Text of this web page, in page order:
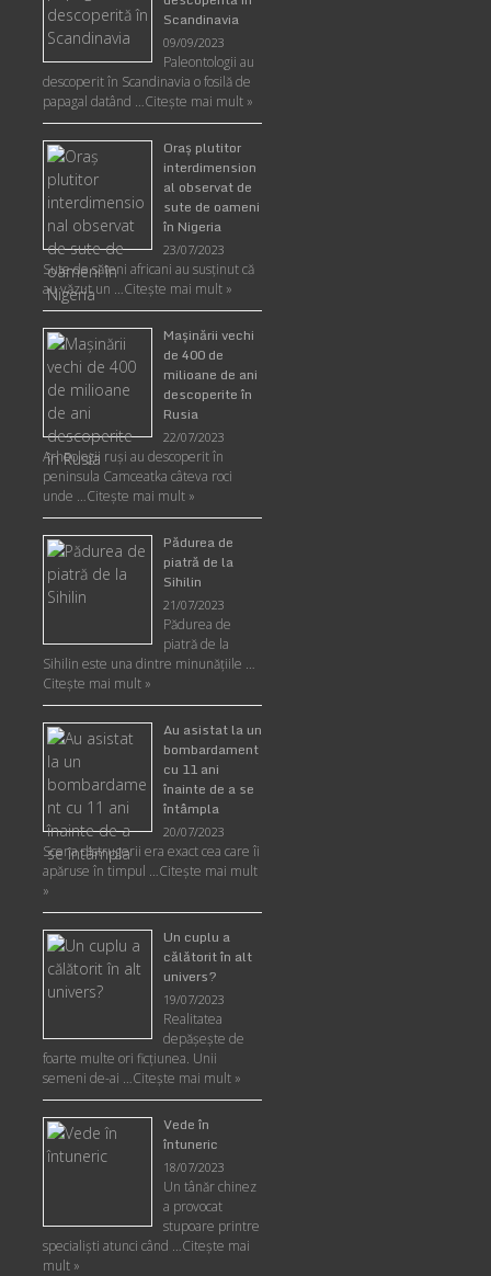
Scandinavia
09/09/2023
Paleontologii au
descoperit în Scandinavia o fosilă de
papagal datând …Citește mai mult »
Oraş plutitor
interdimension
al observat de
sute de oameni
în Nigeria
23/07/2023
Sute de săteni africani au susținut că
au văzut un …Citește mai mult »
Maşinării vechi
de 400 de
milioane de ani
descoperite în
Rusia
22/07/2023
Arheologii ruşi au descoperit în
peninsula Camceatka câteva roci
unde …Citește mai mult »
Pădurea de
piatră de la
Sihilin
21/07/2023
Pădurea de
piatră de la
Sihilin este una dintre minunăţiile …
Citește mai mult »
Au asistat la un
bombardament
cu 11 ani
înainte de a se
întâmpla
20/07/2023
Scena distrugerii era exact cea care îi
apăruse în timpul …Citește mai mult
»
Un cuplu a
călătorit în alt
univers?
19/07/2023
Realitatea
depăşeşte de
foarte multe ori ficţiunea. Unii
semeni de-ai …Citește mai mult »
Vede în
întuneric
18/07/2023
Un tânăr chinez
a provocat
stupoare printre
specialişti atunci când …Citește mai
mult »